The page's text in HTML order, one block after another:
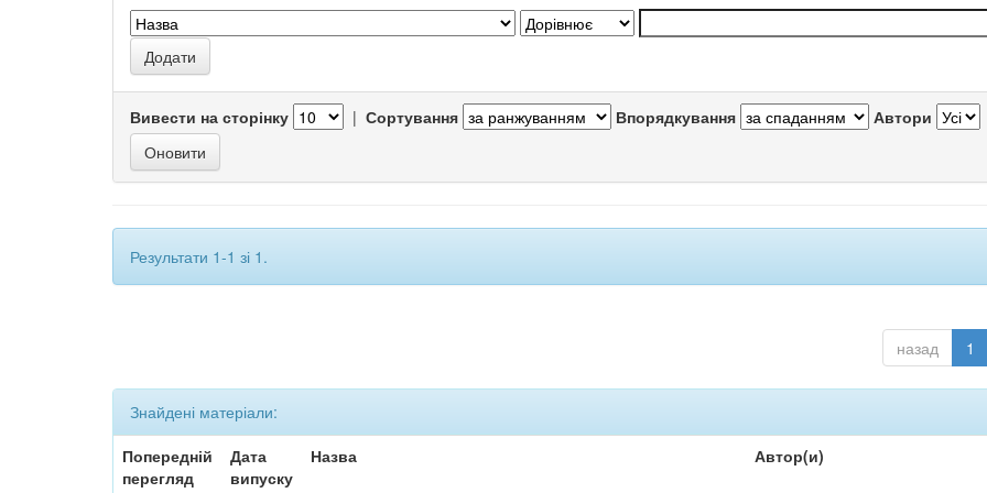
Вивести на сторінку | Сортування Впорядкування Автори
Результати 1-1 зі 1.
назад 1
Знайдені матеріали:
Попередній
перегляд
Дата
випуску
Назва Автор(и)